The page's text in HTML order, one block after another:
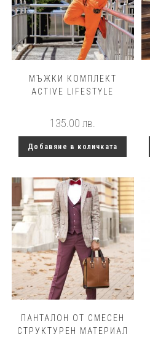
МЪЖКИ КОМПЛЕКТ
ACTIVE LIFESTYLE
135.00лв.
Добавяне в количката
ПАНТАЛОН ОТ СМЕСЕН
СТРУКТУРЕН МАТЕРИАЛ